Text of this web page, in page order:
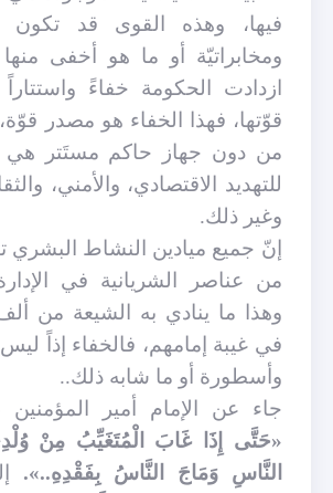
فيها، وهذه القوى قد تكون
ومخابراتيّة أو ما هو أخفى منها
ازدادت الحكومة خفاءً
قوّتها، فهذا الخفاء هو مصدر
من دون جهاز حاكم مستَتر هي
للتهديد الاقتصادي، والأمني،
وغير ذلك.
إنّ جميع ميادين النشاط البشري
من عناصر الشريانية في
وهذا ما ينادي به الشيعة من
في غيبة إمامهم، فالخفاء إذاً
وأسطورة أو ما شابه ذلك..
جاء عن الإمام أمير المؤمنين
«حَتَّى إِذَا غَابَ الْمُتَغَيِّبُ‏ مِنْ‏
النَّاسِ وَمَاجَ النَّاسُ بِفَقْدِهِ..».